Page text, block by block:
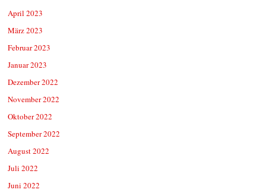
April 2023
März 2023
Februar 2023
Januar 2023
Dezember 2022
November 2022
Oktober 2022
September 2022
August 2022
Juli 2022
Juni 2022